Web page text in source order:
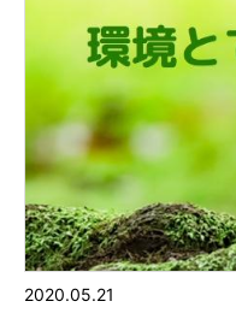
2020.05.21